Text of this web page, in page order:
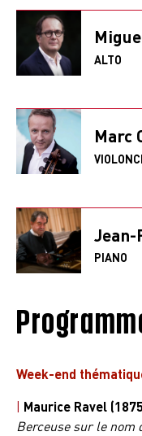
ALTO
Marc
Jean-
PIANO
Week-end
| Maurice Ravel
Berceuse sur le nom